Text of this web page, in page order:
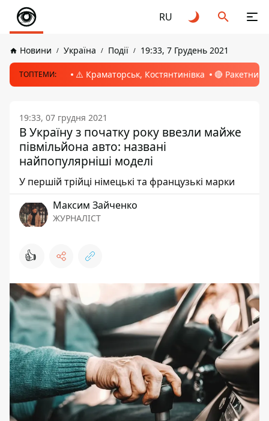
RU
Новини Україна Події 19:33, 7 Грудень 2021
ТОПТЕМИ: ⚠️ Краматорськ, Костянтинівка 🔴 Ракетний
19:33, 07 грудня 2021
В Україну з початку року ввезли майже
півмільйона авто: названі
найпопулярніші моделі
У першій трійці німецькі та французькі марки
Максим Зайченко
ЖУРНАЛІСТ
👍